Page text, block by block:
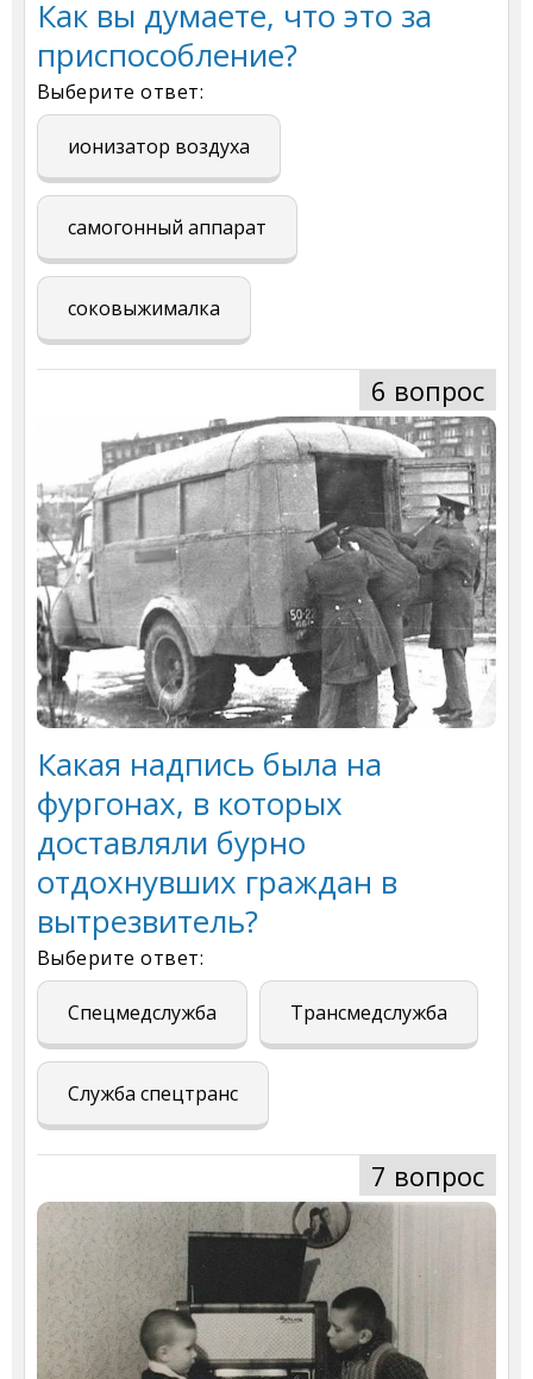
Как вы думаете, что это за
приспособление?
Выберите ответ:
ионизатор воздуха
самогонный аппарат
соковыжималка
6 вопрос
Какая надпись была на
фургонах, в которых
доставляли бурно
отдохнувших граждан в
вытрезвитель?
Выберите ответ:
Спецмедслужба Трансмедслужба
Служба спецтранс
7 вопрос